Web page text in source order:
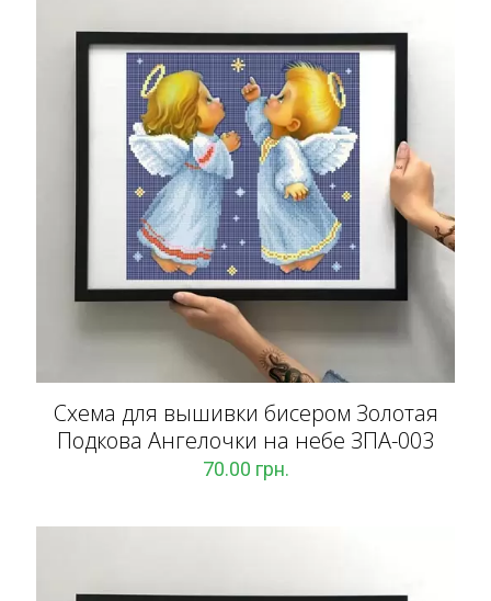
Схема для вышивки бисером Золотая
Подкова Ангелочки на небе ЗПА-003
70.00 грн.